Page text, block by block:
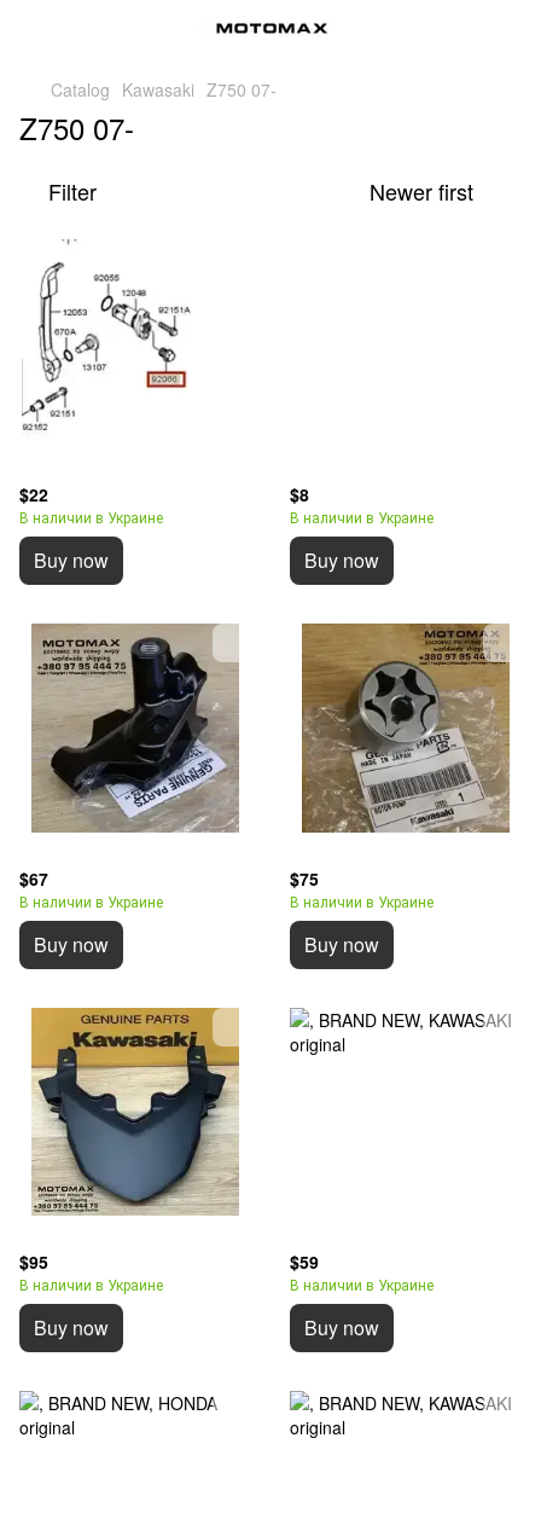
Catalog Kawasaki Z750 07-
Z750 07-
Filter Newer first
$22
В наличии в Украине
Buy now
$8
В наличии в Украине
Buy now
$67
В наличии в Украине
Buy now
$75
В наличии в Украине
Buy now
$95
В наличии в Украине
Buy now
$59
В наличии в Украине
Buy now